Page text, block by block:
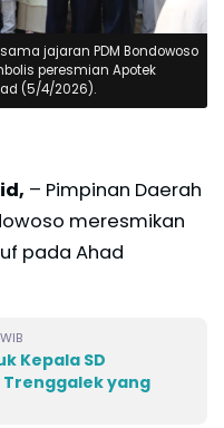
jajaran PDM Bondowoso
peresmian Apotek
(5/4/2026).
– Pimpinan Daerah
meresmikan
pada Ahad
Kepala SD
Trenggalek yang